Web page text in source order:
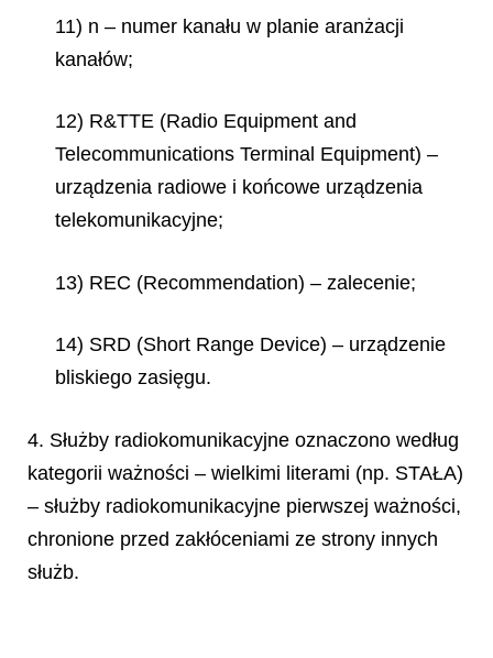
11) n – numer kanału w planie aranżacji
kanałów;
12) R&TTE (Radio Equipment and
Telecommunications Terminal Equipment) –
urządzenia radiowe i końcowe urządzenia
telekomunikacyjne;
13) REC (Recommendation) – zalecenie;
14) SRD (Short Range Device) – urządzenie
bliskiego zasięgu.
4. Służby radiokomunikacyjne oznaczono według
kategorii ważności – wielkimi literami (np. STAŁA)
– służby radiokomunikacyjne pierwszej ważności,
chronione przed zakłóceniami ze strony innych
służb.